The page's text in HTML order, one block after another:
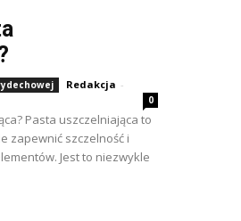
Redakcja -
0
Pasta uszczelniająca to
zapewnić szczelność i
Jest to niezwykle